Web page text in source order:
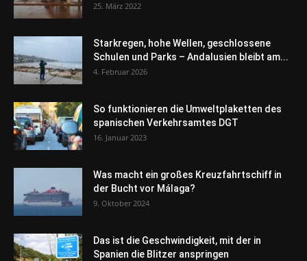
25. März 2022
Starkregen, hohe Wellen, geschlossene
Schulen und Parks – Andalusien bleibt am...
4. Februar 2026
So funktionieren die Umweltplaketten des
spanischen Verkehrsamtes DGT
16. Januar 2023
Was macht ein großes Kreuzfahrtschiff in
der Bucht vor Málaga?
9. Oktober 2024
Das ist die Geschwindigkeit, mit der in
Spanien die Blitzer anspringen